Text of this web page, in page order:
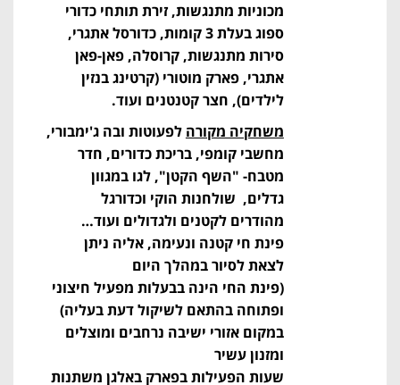
מכוניות מתנגשות, זירת תותחי כדורי
ספוג בעלת 3 קומות, כדורסל אתגרי,
סירות מתנגשות, קרוסלה, פאן-פאן
אתגרי, פארק מוטורי (קרטינג בנזין
לילדים), חצר קטנטנים ועוד.
משחקיה מקורה לפעוטות ובה ג'ימבורי,
מחשבי קומפי, בריכת כדורים, חדר
מטבח- "השף הקטן", לגו במגוון
גדלים, שולחנות הוקי וכדורגל
מהודרים לקטנים ולגדולים ועוד…
פינת חי קטנה ונעימה, אליה ניתן
לצאת לסיור במהלך היום
(פינת החי הינה בבעלות מפעיל חיצוני
ופתוחה בהתאם לשיקול דעת בעליה)
במקום אזורי ישיבה נרחבים ומוצלים
ומזנון עשיר
שעות הפעילות בפארק באלגן משתנות